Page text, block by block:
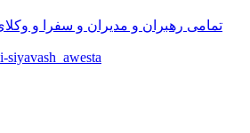
تمامی رهبران و مدیران و سفرا و
siyavash_awesta